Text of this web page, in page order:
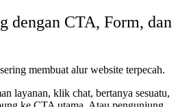
dengan CTA, Form, dan
membuat alur website terpecah.
layanan, klik chat, bertanya sesuatu,